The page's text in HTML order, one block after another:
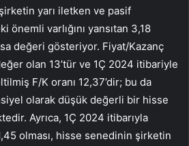
yarı iletken ve pasif
varlığını yansıtan 3,18
değeri gösteriyor. Fiyat/Kazanç
olan 13’tür ve 1Ç 2024 itibariyle
F/K oranı 12,37’dir; bu da
olarak düşük değerli bir hisse
Ayrıca, 1Ç 2024 itibarıyla
olması, hisse senedinin şirketin